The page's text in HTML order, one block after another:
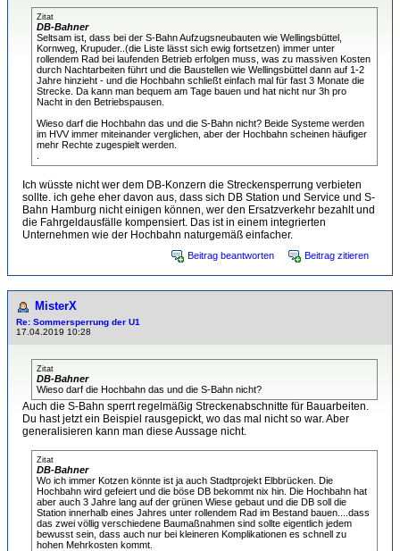
Zitat
DB-Bahner
Seltsam ist, dass bei der S-Bahn Aufzugsneubauten wie Wellingsbüttel,
Kornweg, Krupuder..(die Liste lässt sich ewig fortsetzen) immer unter
rollendem Rad bei laufenden Betrieb erfolgen muss, was zu massiven Kosten
durch Nachtarbeiten führt und die Baustellen wie Wellingsbüttel dann auf 1-2
Jahre hinzieht - und die Hochbahn schließt einfach mal für fast 3 Monate die
Strecke. Da kann man bequem am Tage bauen und hat nicht nur 3h pro
Nacht in den Betriebspausen.
Wieso darf die Hochbahn das und die S-Bahn nicht? Beide Systeme werden
im HVV immer miteinander verglichen, aber der Hochbahn scheinen häufiger
mehr Rechte zugespielt werden.
Ich wüsste nicht wer dem DB-Konzern die Streckensperrung verbieten
sollte. ich gehe eher davon aus, dass sich DB Station und Service und S-
Bahn Hamburg nicht einigen können, wer den Ersatzverkehr bezahlt und
die Fahrgeldausfälle kompensiert. Das ist in einem integrierten
Unternehmen wie der Hochbahn naturgemäß einfacher.
Beitrag beantworten Beitrag zitieren
MisterX
Re: Sommersperrung der U1
17.04.2019 10:28
Zitat
DB-Bahner
Wieso darf die Hochbahn das und die S-Bahn nicht?
Auch die S-Bahn sperrt regelmäßig Streckenabschnitte für Bauarbeiten.
Du hast jetzt ein Beispiel rausgepickt, wo das mal nicht so war. Aber
generalisieren kann man diese Aussage nicht.
Zitat
DB-Bahner
Wo ich immer Kotzen könnte ist ja auch Stadtprojekt Elbbrücken. Die
Hochbahn wird gefeiert und die böse DB bekommt nix hin. Die Hochbahn hat
aber auch 3 Jahre lang auf der grünen Wiese gebaut und die DB soll die
Station innerhalb eines Jahres unter rollendem Rad im Bestand bauen....dass
das zwei völlig verschiedene Baumaßnahmen sind sollte eigentlich jedem
bewusst sein, dass auch nur bei kleineren Komplikationen es schnell zu
hohen Mehrkosten kommt.